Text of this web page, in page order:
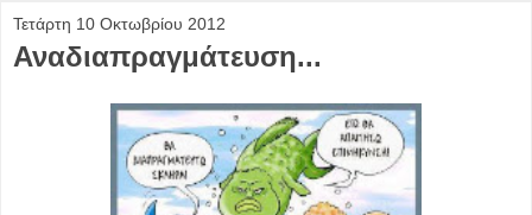
Τετάρτη 10 Οκτωβρίου 2012
Αναδιαπραγμάτευση...